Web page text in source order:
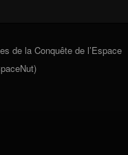
de la Conquête de l’Espace